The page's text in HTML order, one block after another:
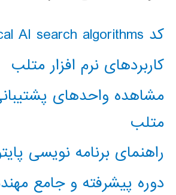
کد classical AI search algorithms
کاربردهای نرم افزار متلب
مشاهده واحدهای
متلب
راهنمای برنامه نویسی
دوره پیشرفته و جامع